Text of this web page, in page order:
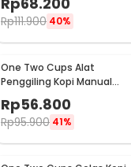
Z20
Rp111.900 40%
One Two Cups Alat
Penggiling Kopi Manual
Coffee Grinder 160ml -
CF012
Rp56.800
Rp95.900 41%